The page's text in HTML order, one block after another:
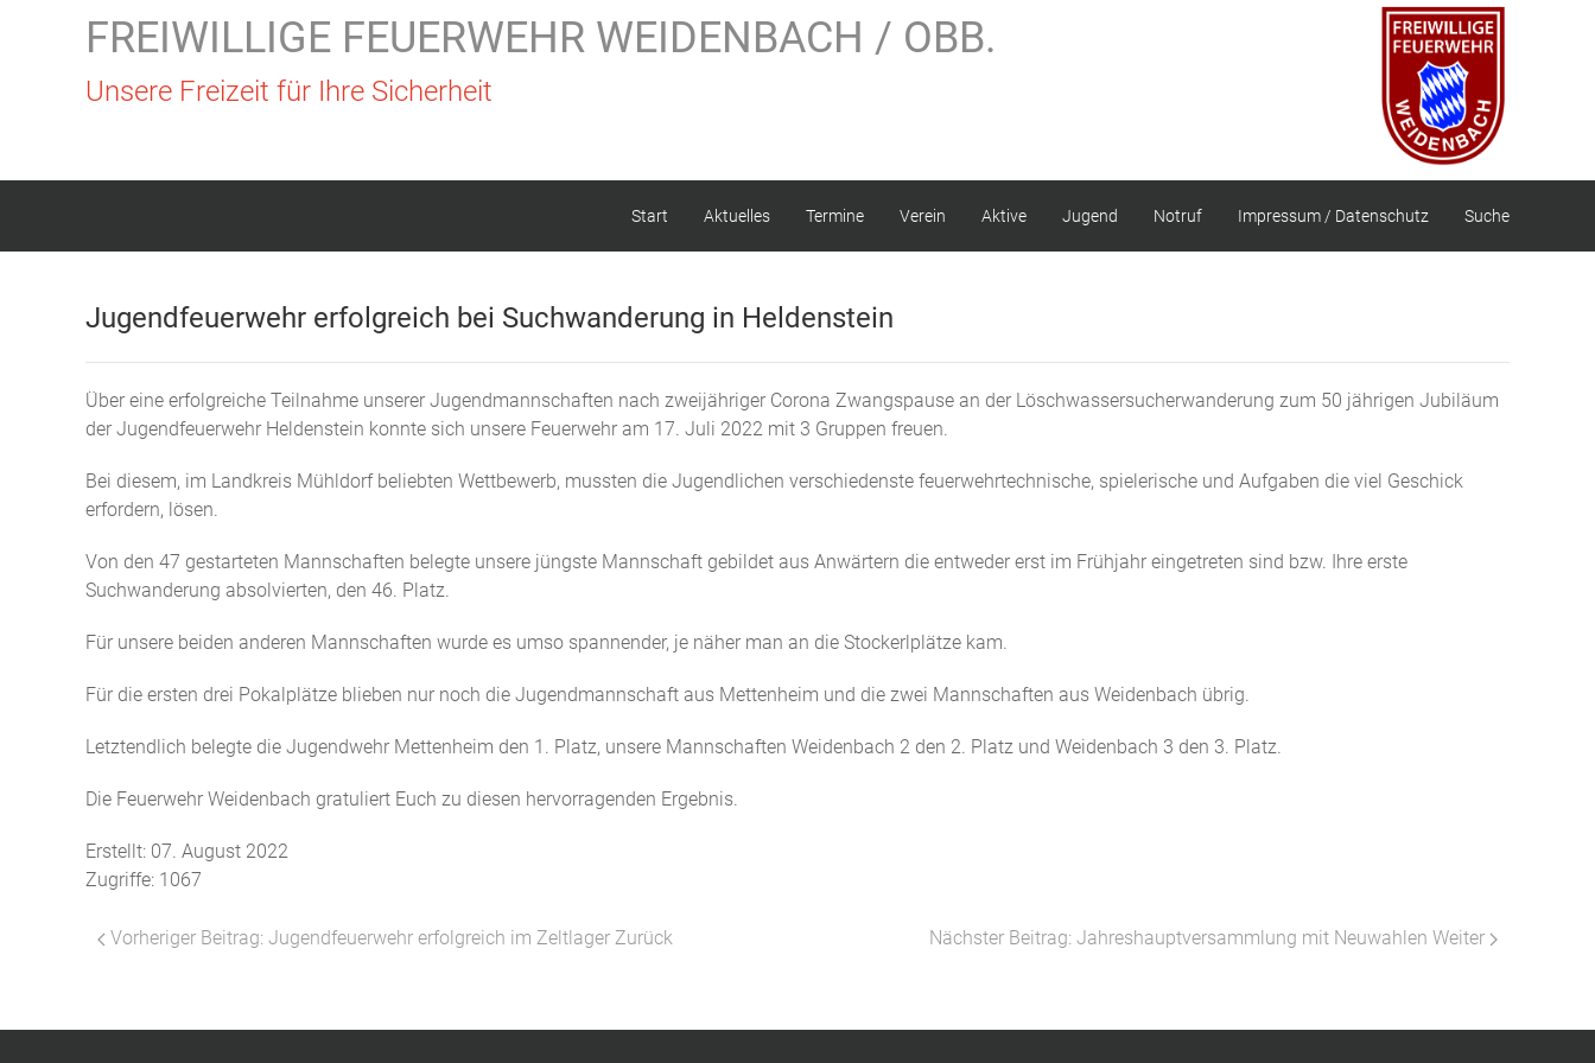
FREIWILLIGE FEUERWEHR WEIDENBACH / OBB.
Unsere Freizeit für Ihre Sicherheit
Start Aktuelles Termine Verein Aktive Jugend Notruf Impressum / Datenschutz Suche
Jugendfeuerwehr erfolgreich bei Suchwanderung in Heldenstein
Über eine erfolgreiche Teilnahme unserer Jugendmannschaften nach zweijähriger Corona Zwangspause an der Löschwassersucherwanderung zum 50 jährigen Jubiläum
der Jugendfeuerwehr Heldenstein konnte sich unsere Feuerwehr am 17. Juli 2022 mit 3 Gruppen freuen.
Bei diesem, im Landkreis Mühldorf beliebten Wettbewerb, mussten die Jugendlichen verschiedenste feuerwehrtechnische, spielerische und Aufgaben die viel Geschick
erfordern, lösen.
Von den 47 gestarteten Mannschaften belegte unsere jüngste Mannschaft gebildet aus Anwärtern die entweder erst im Frühjahr eingetreten sind bzw. Ihre erste
Suchwanderung absolvierten, den 46. Platz.
Für unsere beiden anderen Mannschaften wurde es umso spannender, je näher man an die Stockerlplätze kam.
Für die ersten drei Pokalplätze blieben nur noch die Jugendmannschaft aus Mettenheim und die zwei Mannschaften aus Weidenbach übrig.
Letztendlich belegte die Jugendwehr Mettenheim den 1. Platz, unsere Mannschaften Weidenbach 2 den 2. Platz und Weidenbach 3 den 3. Platz.
Die Feuerwehr Weidenbach gratuliert Euch zu diesen hervorragenden Ergebnis.
Erstellt: 07. August 2022
Zugriffe: 1067
Vorheriger Beitrag: Jugendfeuerwehr erfolgreich im Zeltlager Zurück Nächster Beitrag: Jahreshauptversammlung mit Neuwahlen Weiter